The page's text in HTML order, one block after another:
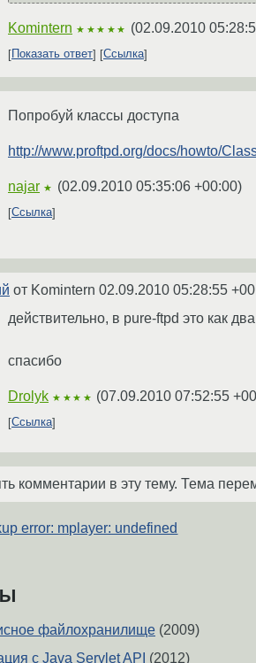
Komintern ★★★★★ (02.09.2010
Показать ответ Ссылка
Попробуй классы доступа
http://www.proftpd.org/docs/howto/
najar ★ (02.09.2010 05:35:06 +00:00)
Ссылка
от Komintern 02.09.2010 05:28:55
действительно, в pure-ftpd это как
спасибо
Drolyk ★★★★ (07.09.2010 07:52:55
Ссылка
комментарии в эту тему. Тема
error: mplayer: undefined
файлохранилище (2009)
с Java Servlet API (2012)